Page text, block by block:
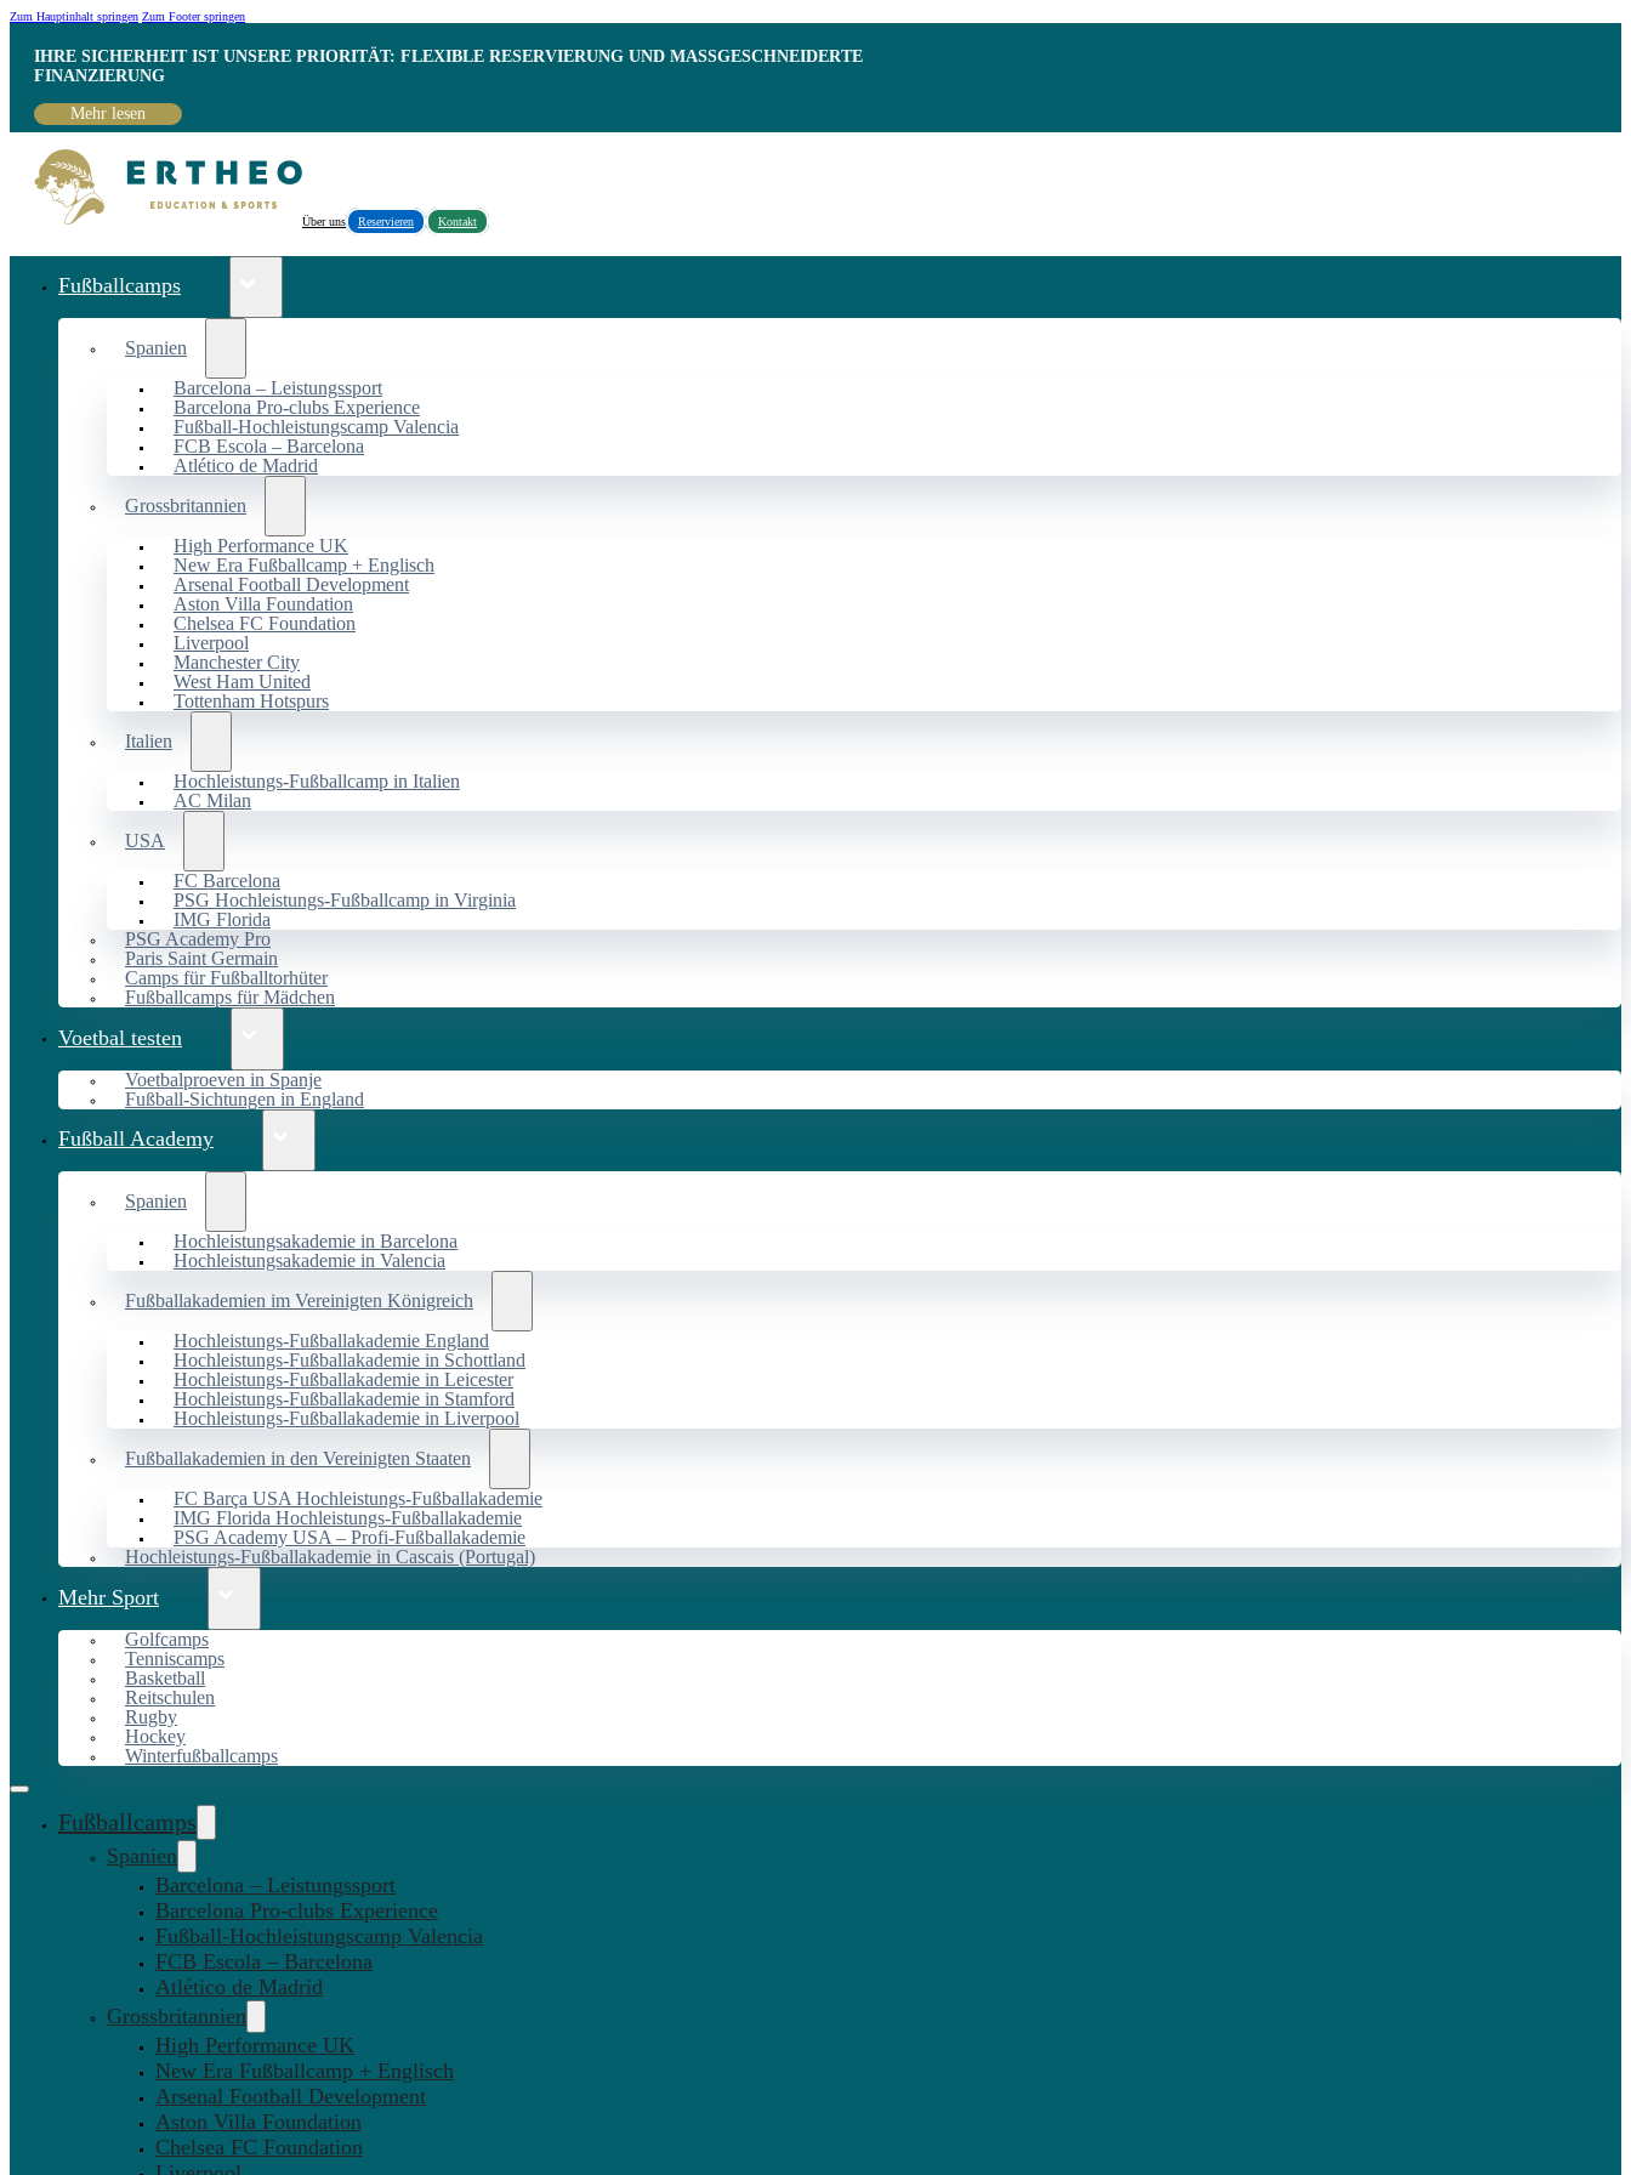
Zum Hauptinhalt springen Zum Footer springen
IHRE SICHERHEIT IST UNSERE PRIORITÄT: FLEXIBLE RESERVIERUNG UND MASSGESCHNEIDERTE F
INANZIERUNG
Mehr lesen
Über uns Reservieren Kontakt
Fußballcamps
Spanien
Barcelona – Leistungssport
Barcelona Pro-clubs Experience
Fußball-Hochleistungscamp Valencia
FCB Escola – Barcelona
Atlético de Madrid
Grossbritannien
High Performance UK
New Era Fußballcamp + Englisch
Arsenal Football Development
Aston Villa Foundation
Chelsea FC Foundation
Liverpool
Manchester City
West Ham United
Tottenham Hotspurs
Italien
Hochleistungs-Fußballcamp in Italien
AC Milan
USA
FC Barcelona
PSG Hochleistungs-Fußballcamp in Virginia
IMG Florida
PSG Academy Pro
Paris Saint Germain
Camps für Fußballtorhüter
Fußballcamps für Mädchen
Voetbal testen
Voetbalproeven in Spanje
Fußball-Sichtungen in England
Fußball Academy
Spanien
Hochleistungsakademie in Barcelona
Hochleistungsakademie in Valencia
Fußballakademien im Vereinigten Königreich
Hochleistungs-Fußballakademie England
Hochleistungs-Fußballakademie in Schottland
Hochleistungs-Fußballakademie in Leicester
Hochleistungs-Fußballakademie in Stamford
Hochleistungs-Fußballakademie in Liverpool
Fußballakademien in den Vereinigten Staaten
FC Barça USA Hochleistungs-Fußballakademie
IMG Florida Hochleistungs-Fußballakademie
PSG Academy USA – Profi-Fußballakademie
Hochleistungs-Fußballakademie in Cascais (Portugal)
Mehr Sport
Golfcamps
Tenniscamps
Basketball
Reitschulen
Rugby
Hockey
Winterfußballcamps
Fußballcamps
Spanien
Barcelona – Leistungssport
Barcelona Pro-clubs Experience
Fußball-Hochleistungscamp Valencia
FCB Escola – Barcelona
Atlético de Madrid
Grossbritannien
High Performance UK
New Era Fußballcamp + Englisch
Arsenal Football Development
Aston Villa Foundation
Chelsea FC Foundation